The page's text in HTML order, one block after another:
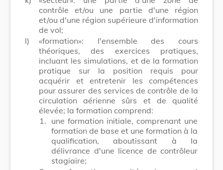
contrôle et/ou une partie d'une région
et/ou d'une région supérieure d'information
de vol;
l)
«formation»: l'ensemble des cours
théoriques, des exercices pratiques,
incluant les simulations, et de la formation
pratique sur la position requis pour
acquérir et entretenir les compétences
pour assurer des services de contrôle de la
circulation aérienne sûrs et de qualité
élevée; la formation comprend:
1. une formation initiale, comprenant une
formation de base et une formation à la
qualification, aboutissant à la
délivrance d'une licence de contrôleur
stagiaire;